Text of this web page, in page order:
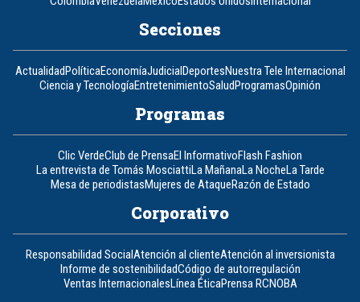
Secciones
ActualidadPolíticaEconomíaJudicialDeportesNuestra Tele Internacional
Ciencia y TecnologíaEntretenimientoSaludProgramasOpinión
Programas
Clic VerdeClub de PrensaEl InformativoFlash Fashion
La entrevista de Tomás MosciattiLa MañanaLa NocheLa Tarde
Mesa de periodistasMujeres de AtaqueRazón de Estado
Corporativo
Responsabilidad SocialAtención al clienteAtención al inversionista
Informe de sostenibilidadCódigo de autorregulación
Ventas InternacionalesLínea ÉticaPrensa RCNOBA